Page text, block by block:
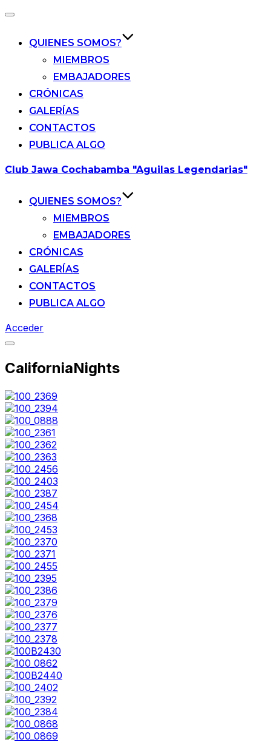
Alternar
navegación
QUIENES SOMOS?
MIEMBROS
EMBAJADORES
CRÓNICAS
GALERÍAS
CONTACTOS
PUBLICA ALGO
Saltar
Club Jawa Cochabamba "Aguilas Legendarias"
QUIENES SOMOS?
MIEMBROS
EMBAJADORES
CRÓNICAS
GALERÍAS
CONTACTOS
PUBLICA ALGO
Acceder
Alternar
barra
la
navegación
CaliforniaNights